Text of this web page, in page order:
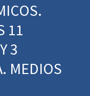
11
3
MEDIOS